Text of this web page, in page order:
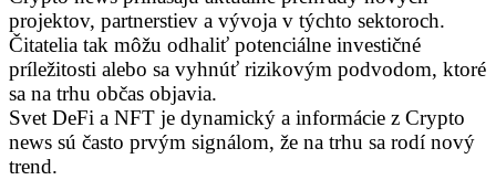
projektov, partnerstiev a vývoja v týchto sektoroch.
Čitatelia tak môžu odhaliť potenciálne investičné
príležitosti alebo sa vyhnúť rizikovým podvodom, ktoré
sa na trhu občas objavia.
Svet DeFi a NFT je dynamický a informácie z Crypto
news sú často prvým signálom, že na trhu sa rodí nový
trend.